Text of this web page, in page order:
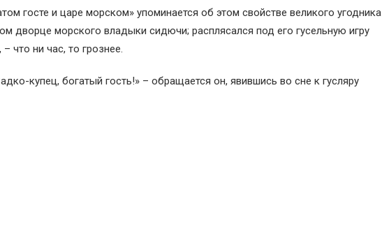
госте и царе морском» упоминается об этом свойстве великого угодника
дворце морского владыки сидючи; расплясался под его гусельную игру
что ни час, то грознее.
купец, богатый гость!» – обращается он, явившись во сне к гусляру